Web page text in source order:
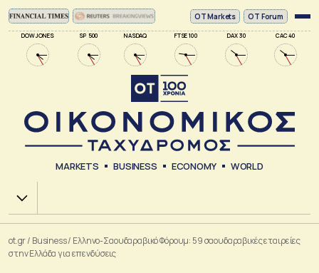
DOW JONES SP 500 NASDAQ FTSE 100 DAX 30 CAC 40
ΟΤ Markets OT Forum
MARKETS BUSINESS ECONOMY WORLD
Χ.Α.
ot.gr/ Business/ Ελληνο-Σαουδαραβικό Φόρουμ: 59 σαουδαραβικές εταιρείες
στην Ελλάδα για επενδύσεις